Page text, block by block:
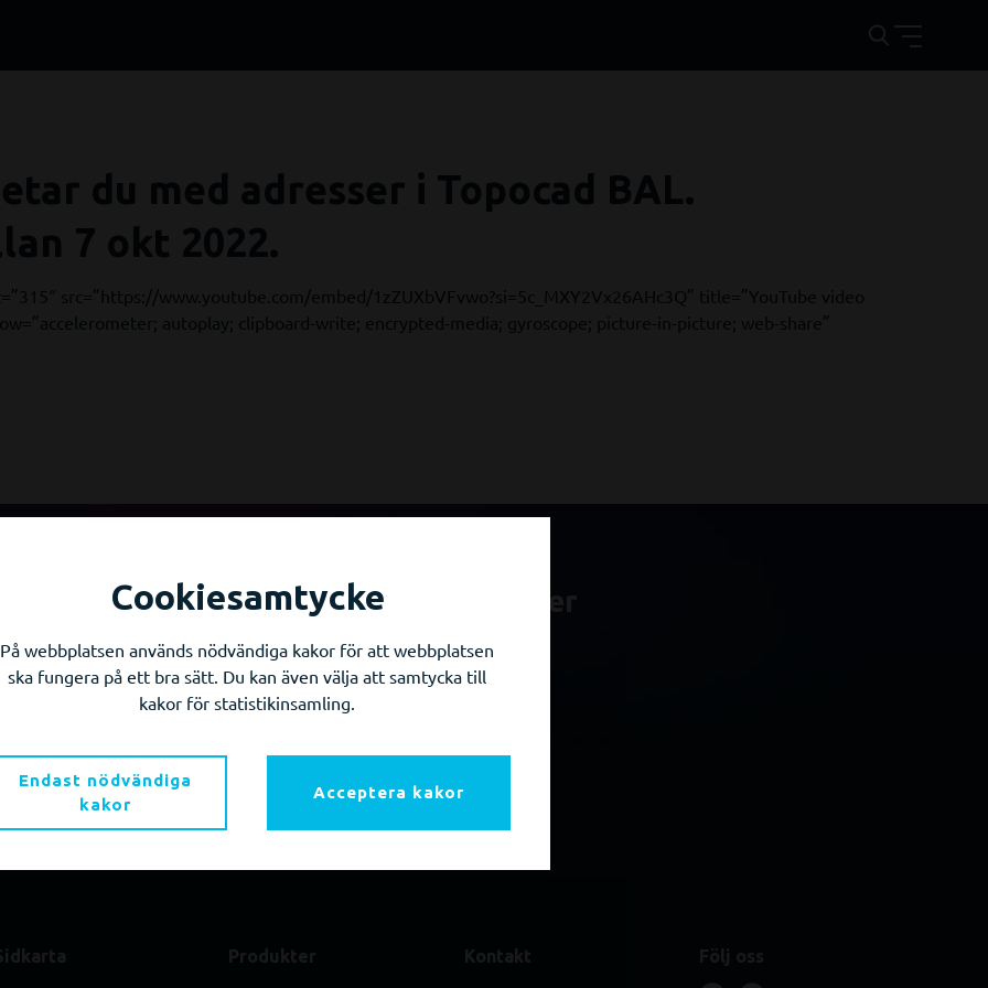
du med adresser i Topocad BAL.
7 okt 2022.
src=”https://www.youtube.com/embed/1zZUXbVFvwo?si=5c_MXY2Vx26AHc3Q” title=”YouTube video
autoplay; clipboard-write; encrypted-media; gyroscope; picture-in-picture; web-share”
få information om våra produktnyheter
och evenemang?
Prenumerera på våra nyhetsbrev!
Skicka mig nyhetsbrevet
Produkter
Kontakt
Följ oss
Cookiesamtycke
På webbplatsen används nödvändiga kakor för att webbplatsen
ska fungera på ett bra sätt. Du kan även välja att samtycka till
kakor för statistikinsamling.
Endast nödvändiga
kakor
Acceptera kakor